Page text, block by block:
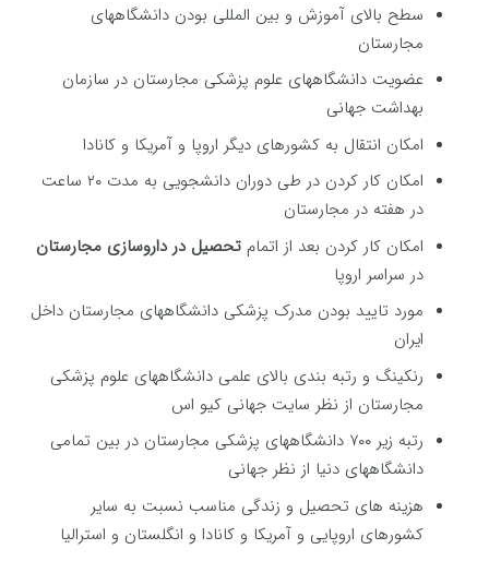
سطح بالای آموزش و بین المللی بودن دانشگاههای
مجارستان
عضویت دانشگاههای علوم پزشکی مجارستان در سازمان
بهداشت جهانی
امکان انتقال به کشورهای دیگر اروپا و آمریکا و کانادا
امکان کار کردن در طی دوران دانشجویی به مدت ۲۰ ساعت
در هفته در مجارستان
امکان کار کردن بعد از اتمام تحصیل در داروسازی مجارستان
در سراسر اروپا
مورد تایید بودن مدرک پزشکی دانشگاههای مجارستان داخل
ایران
رنکینگ و رتبه بندی بالای علمی دانشگاههای علوم پزشکی
مجارستان از نظر سایت جهانی کیو اس
رتبه زیر ۷۰۰ دانشگاههای پزشکی مجارستان در بین تمامی
دانشگاههای دنیا از نظر جهانی
هزینه های تحصیل و زندگی مناسب نسبت به سایر
کشورهای اروپایی و آمریکا و کانادا و انگلستان و استرالیا